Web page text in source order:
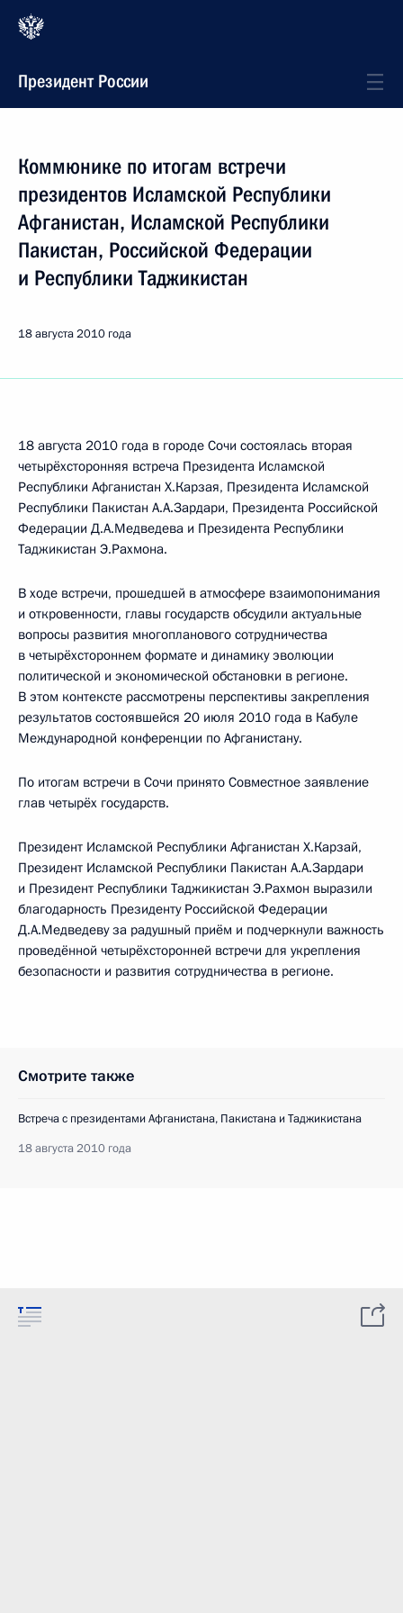
Президент России
Коммюнике по итогам встречи
президентов Исламской Республики
Афганистан, Исламской Республики
Пакистан, Российской Федерации
и Республики Таджикистан
18 августа 2010 года
18 августа 2010 года в городе Сочи состоялась вторая
четырёхсторонняя встреча Президента Исламской
Республики Афганистан Х.Карзая, Президента Исламской
Республики Пакистан А.А.Зардари, Президента Российской
Федерации Д.А.Медведева и Президента Республики
Таджикистан Э.Рахмона.
В ходе встречи, прошедшей в атмосфере взаимопонимания
и откровенности, главы государств обсудили актуальные
вопросы развития многопланового сотрудничества
в четырёхстороннем формате и динамику эволюции
политической и экономической обстановки в регионе.
В этом контексте рассмотрены перспективы закрепления
результатов состоявшейся 20 июля 2010 года в Кабуле
Международной конференции по Афганистану.
По итогам встречи в Сочи принято Совместное заявление
глав четырёх государств.
Президент Исламской Республики Афганистан Х.Карзай,
Президент Исламской Республики Пакистан А.А.Зардари
и Президент Республики Таджикистан Э.Рахмон выразили
благодарность Президенту Российской Федерации
Д.А.Медведеву за радушный приём и подчеркнули важность
проведённой четырёхсторонней встречи для укрепления
безопасности и развития сотрудничества в регионе.
Смотрите также
Встреча с президентами Афганистана, Пакистана и Таджикистана
18 августа 2010 года